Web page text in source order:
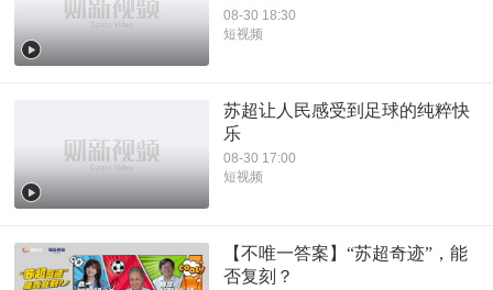
08-30 18:30
短视频
苏超让人民感受到足球的纯粹快
乐
08-30 17:00
短视频
【不唯一答案】“苏超奇迹”，能
否复刻？